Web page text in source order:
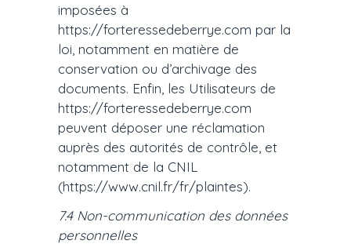
imposées à
https://forteressedeberrye.com par la
loi, notamment en matière de
conservation ou d’archivage des
documents. Enfin, les Utilisateurs de
https://forteressedeberrye.com
peuvent déposer une réclamation
auprès des autorités de contrôle, et
notamment de la CNIL
(https://www.cnil.fr/fr/plaintes).
7.4 Non-communication des données
personnelles